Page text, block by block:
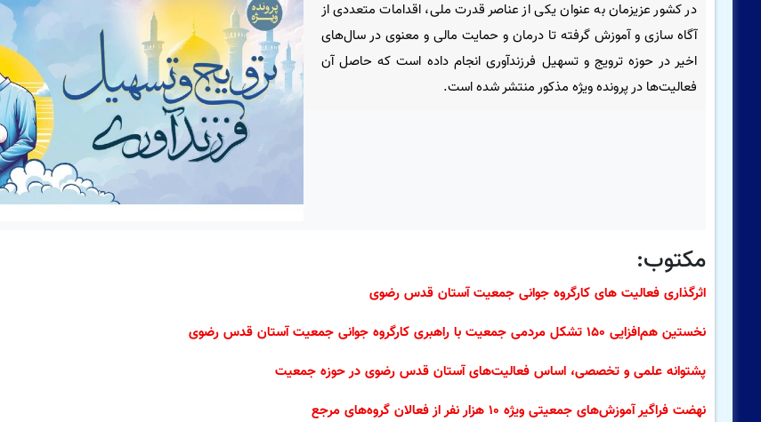
در کشور عزیزمان به عنوان یکی از عناصر قدرت ملی، اقدامات متعددی از
آگاه سازی و آموزش گرفته تا درمان و حمایت مالی و معنوی در سال‌های
اخیر در حوزه ترویج و تسهیل فرزندآوری انجام داده است که حاصل آن
فعالیت‌ها در پرونده ویژه مذکور منتشر شده است.
مکتوب:
اثرگذاری فعالیت های کارگروه جوانی جمعیت آستان قدس رضوی
نخستین هم‌افزایی ۱۵۰ تشکل مردمی جمعیت با راهبری کارگروه جوانی جمعیت آستان قدس رضوی
پشتوانه علمی و تخصصی، اساس فعالیت‌های آستان قدس رضوی در حوزه جمعیت
نهضت فراگیر آموزش‌های جمعیتی ویژه ۱۰ هزار نفر از فعالان گروه‌های مرجع